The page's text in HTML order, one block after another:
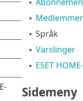
•
• Medlemmer
• Språk
• Varslinger
• ESET
Sidemeny